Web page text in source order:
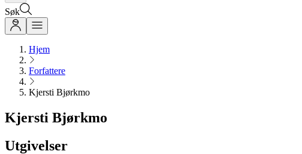
Søk
Hjem
Forfattere
Kjersti Bjørkmo
Kjersti Bjørkmo
Utgivelser